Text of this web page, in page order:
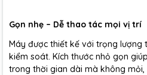
Gọn nhẹ – Dễ thao tác mọi vị trí
Máy được thiết kế với trọng
kiểm soát. Kích thước nhỏ gọn
trong thời gian dài mà không